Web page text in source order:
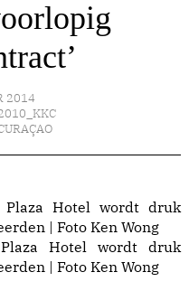
2014
Hotel wordt druk
| Foto Ken Wong